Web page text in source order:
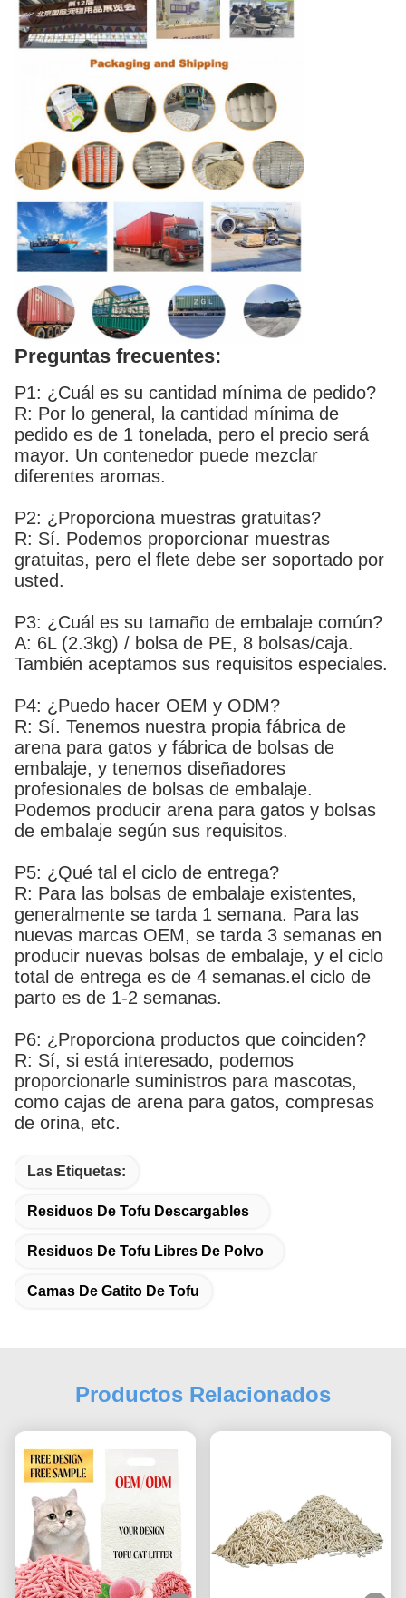
Preguntas frecuentes:
P1: ¿Cuál es su cantidad mínima de pedido?
R: Por lo general, la cantidad mínima de
pedido es de 1 tonelada, pero el precio será
mayor. Un contenedor puede mezclar
diferentes aromas.
P2: ¿Proporciona muestras gratuitas?
R: Sí. Podemos proporcionar muestras
gratuitas, pero el flete debe ser soportado por
usted.
P3: ¿Cuál es su tamaño de embalaje común?
A: 6L (2.3kg) / bolsa de PE, 8 bolsas/caja.
También aceptamos sus requisitos especiales.
P4: ¿Puedo hacer OEM y ODM?
R: Sí. Tenemos nuestra propia fábrica de
arena para gatos y fábrica de bolsas de
embalaje, y tenemos diseñadores
profesionales de bolsas de embalaje.
Podemos producir arena para gatos y bolsas
de embalaje según sus requisitos.
P5: ¿Qué tal el ciclo de entrega?
R: Para las bolsas de embalaje existentes,
generalmente se tarda 1 semana. Para las
nuevas marcas OEM, se tarda 3 semanas en
producir nuevas bolsas de embalaje, y el ciclo
total de entrega es de 4 semanas.el ciclo de
parto es de 1-2 semanas.
P6: ¿Proporciona productos que coinciden?
R: Sí, si está interesado, podemos
proporcionarle suministros para mascotas,
como cajas de arena para gatos, compresas
de orina, etc.
Las Etiquetas:
Residuos De Tofu Descargables
Residuos De Tofu Libres De Polvo
Camas De Gatito De Tofu
Productos Relacionados